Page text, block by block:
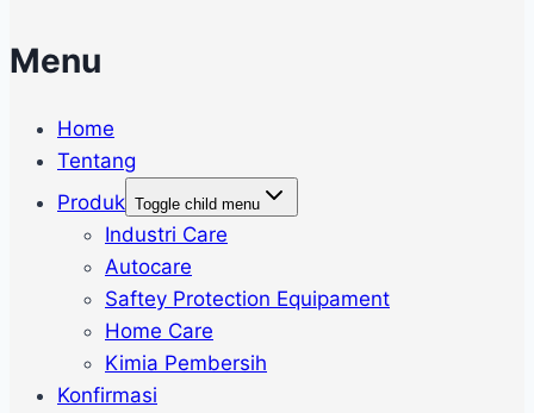
Menu
Home
Tentang
Produk Toggle child menu
Industri Care
Autocare
Saftey Protection Equipament
Home Care
Kimia Pembersih
Konfirmasi